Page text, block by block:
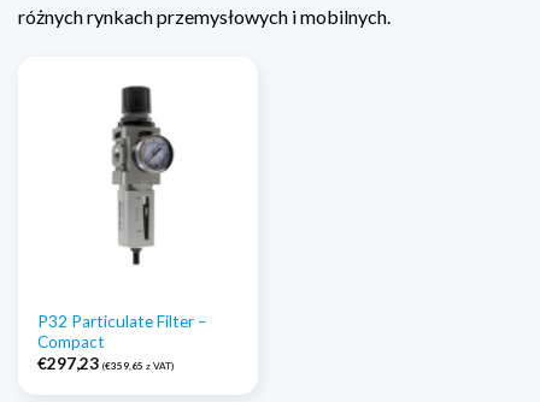
różnych rynkach przemysłowych i mobilnych.
P32 Particulate Filter –
Compact
€297,23 (€359,65 z VAT)